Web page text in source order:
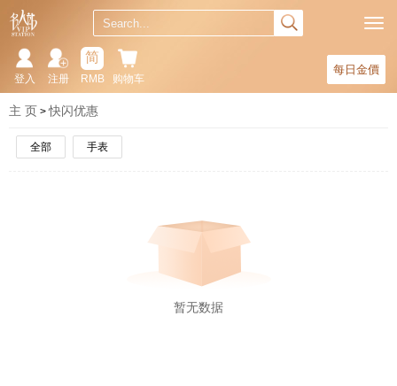
每日金價
购物车
简
RMB
注册
登入
主 页 快闪优惠
全部 手表
暂无数据